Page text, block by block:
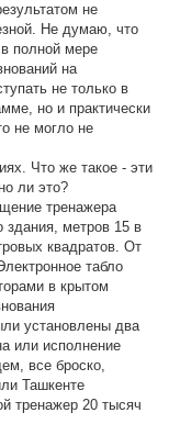
не
Не думаю, что
полной мере
на
не только в
но и практически
не могло не
Что же такое - эти
ли это?
тренажера
здания, метров 15 в
квадратов. От
табло
в крытом
установлены два
или исполнение
все броско,
Ташкенте
тренажер 20 тысяч